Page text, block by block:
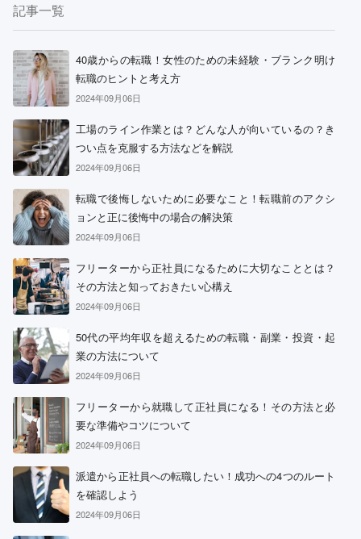
記事一覧
40歳からの転職！女性のための未経験・ブランク明け
転職のヒントと考え方
2024年09月06日
工場のライン作業とは？どんな人が向いているの？き
つい点を克服する方法などを解説
2024年09月06日
転職で後悔しないために必要なこと！転職前のアクシ
ョンと正に後悔中の場合の解決策
2024年09月06日
フリーターから正社員になるために大切なこととは？
その方法と知っておきたい心構え
2024年09月06日
50代の平均年収を超えるための転職・副業・投資・起
業の方法について
2024年09月06日
フリーターから就職して正社員になる！その方法と必
要な準備やコツについて
2024年09月06日
派遣から正社員への転職したい！成功への4つのルート
を確認しよう
2024年09月06日